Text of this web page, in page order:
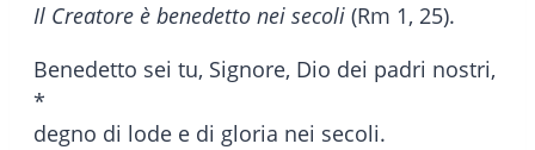
Il Creatore è benedetto nei secoli (Rm 1, 25).
Benedetto sei tu, Signore, Dio dei padri nostri,
*
degno di lode e di gloria nei secoli.